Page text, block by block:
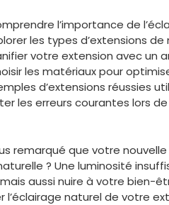
l’importance de
les types d’extensions
votre extension avec un
les matériaux pour
d’extensions réussies
les erreurs courantes lors
remarqué que votre nouvelle
? Une luminosité
aussi nuire à votre bien-
l’éclairage naturel de votre